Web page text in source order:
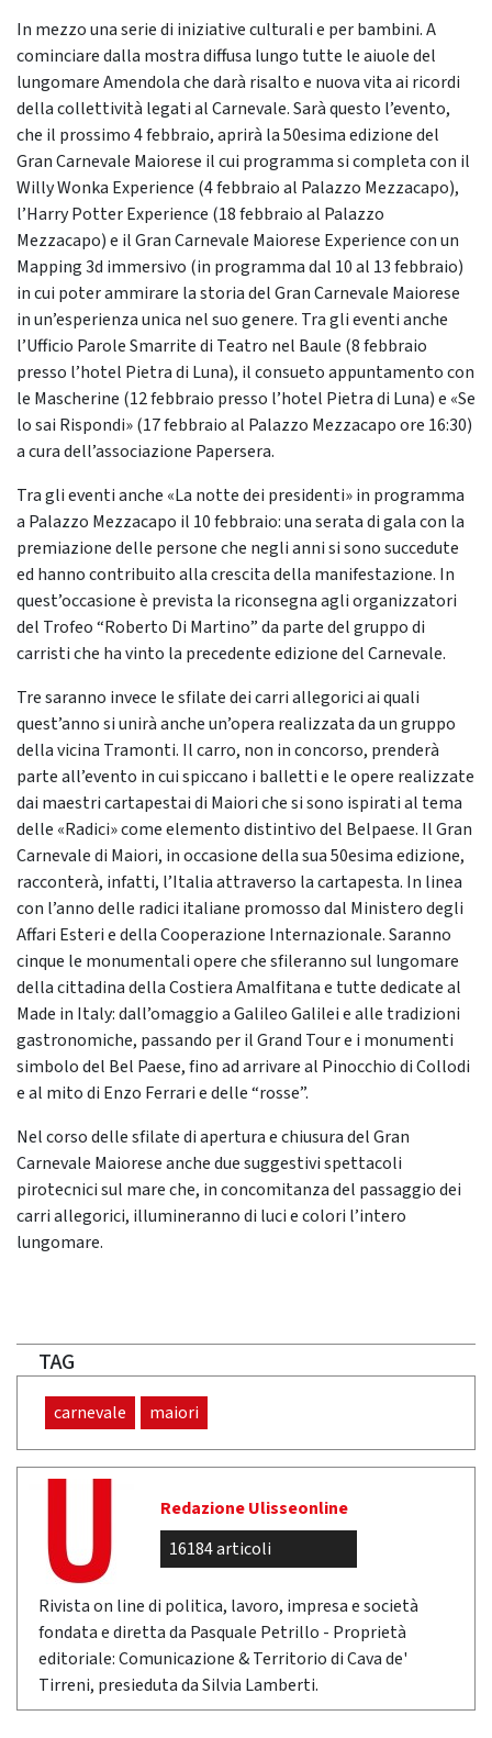
In mezzo una serie di iniziative culturali e per bambini. A
cominciare dalla mostra diffusa lungo tutte le aiuole del
lungomare Amendola che darà risalto e nuova vita ai ricordi
della collettività legati al Carnevale. Sarà questo l’evento,
che il prossimo 4 febbraio, aprirà la 50esima edizione del
Gran Carnevale Maiorese il cui programma si completa con il
Willy Wonka Experience (4 febbraio al Palazzo Mezzacapo),
l’Harry Potter Experience (18 febbraio al Palazzo
Mezzacapo) e il Gran Carnevale Maiorese Experience con un
Mapping 3d immersivo (in programma dal 10 al 13 febbraio)
in cui poter ammirare la storia del Gran Carnevale Maiorese
in un’esperienza unica nel suo genere. Tra gli eventi anche
l’Ufficio Parole Smarrite di Teatro nel Baule (8 febbraio
presso l’hotel Pietra di Luna), il consueto appuntamento con
le Mascherine (12 febbraio presso l’hotel Pietra di Luna) e «Se
lo sai Rispondi» (17 febbraio al Palazzo Mezzacapo ore 16:30)
a cura dell’associazione Papersera.
Tra gli eventi anche «La notte dei presidenti» in programma
a Palazzo Mezzacapo il 10 febbraio: una serata di gala con la
premiazione delle persone che negli anni si sono succedute
ed hanno contribuito alla crescita della manifestazione. In
quest’occasione è prevista la riconsegna agli organizzatori
del Trofeo “Roberto Di Martino” da parte del gruppo di
carristi che ha vinto la precedente edizione del Carnevale.
Tre saranno invece le sfilate dei carri allegorici ai quali
quest’anno si unirà anche un’opera realizzata da un gruppo
della vicina Tramonti. Il carro, non in concorso, prenderà
parte all’evento in cui spiccano i balletti e le opere realizzate
dai maestri cartapestai di Maiori che si sono ispirati al tema
delle «Radici» come elemento distintivo del Belpaese. Il Gran
Carnevale di Maiori, in occasione della sua 50esima edizione,
racconterà, infatti, l’Italia attraverso la cartapesta. In linea
con l’anno delle radici italiane promosso dal Ministero degli
Affari Esteri e della Cooperazione Internazionale. Saranno
cinque le monumentali opere che sfileranno sul lungomare
della cittadina della Costiera Amalfitana e tutte dedicate al
Made in Italy: dall’omaggio a Galileo Galilei e alle tradizioni
gastronomiche, passando per il Grand Tour e i monumenti
simbolo del Bel Paese, fino ad arrivare al Pinocchio di Collodi
e al mito di Enzo Ferrari e delle “rosse”.
Nel corso delle sfilate di apertura e chiusura del Gran
Carnevale Maiorese anche due suggestivi spettacoli
pirotecnici sul mare che, in concomitanza del passaggio dei
carri allegorici, illumineranno di luci e colori l’intero
lungomare.
TAG
carnevale maiori
Redazione Ulisseonline
16184 articoli
Rivista on line di politica, lavoro, impresa e società
fondata e diretta da Pasquale Petrillo - Proprietà
editoriale: Comunicazione & Territorio di Cava de'
Tirreni, presieduta da Silvia Lamberti.